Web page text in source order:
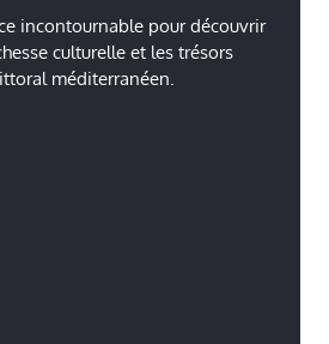
incontournable pour découvrir
culturelle et les trésors
méditerranéen.